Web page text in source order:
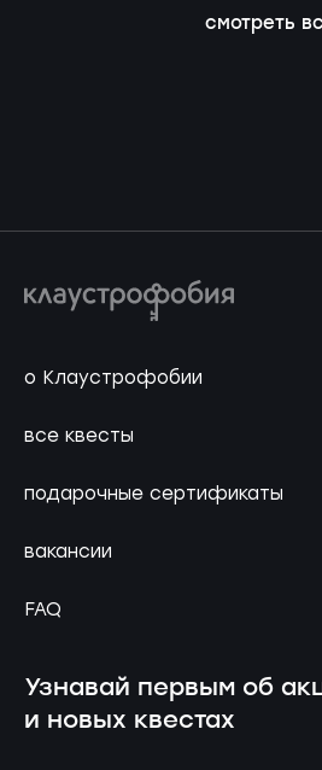
смотреть
о Клаустрофобии
все квесты
подарочные сертификаты
вакансии
FAQ
Узнавай первым об
и новых квестах